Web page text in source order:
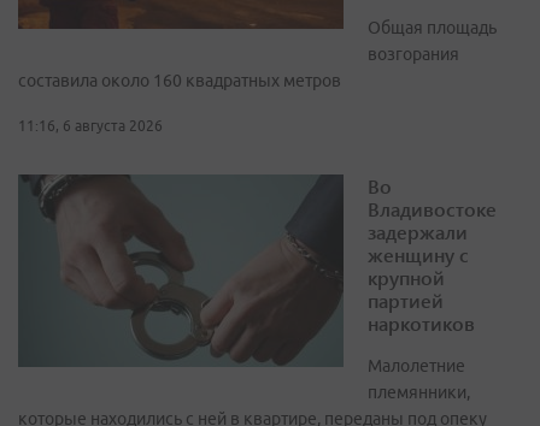
Общая площадь
возгорания
составила около 160 квадратных метров
11:16, 6 августа 2026
Во
Владивостоке
задержали
женщину с
крупной
партией
наркотиков
Малолетние
племянники,
которые находились с ней в квартире, переданы под опеку